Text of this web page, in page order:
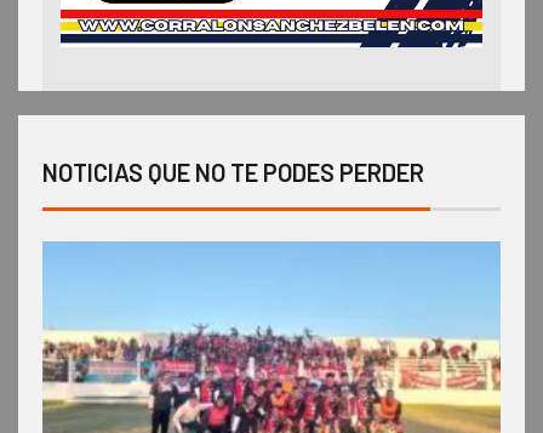
NOTICIAS QUE NO TE PODES PERDER